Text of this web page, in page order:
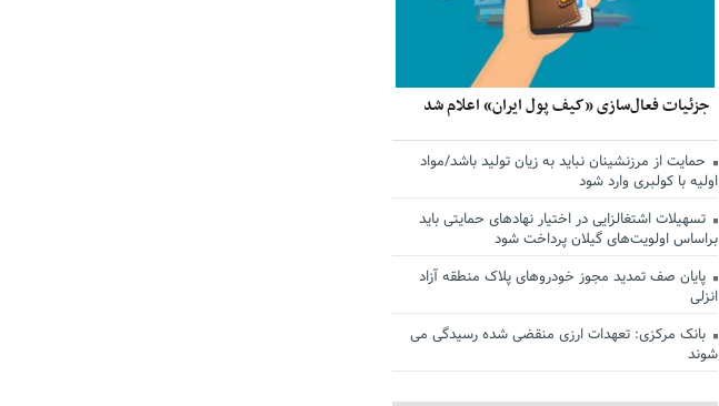
جزئیات فعال‌سازی «کیف پول ایران» اعلام شد
حمایت از مرزنشینان نباید به زیان تولید باشد/مواد
اولیه با کولبری وارد شود
تسهیلات اشتغالزایی در اختیار نهادهای حمایتی باید
براساس اولویت‌های گیلان پرداخت شود
پایان صف تمدید مجوز خودروهای پلاک منطقه آزاد
انزلی
بانک مرکزی: تعهدات ارزی منقضی شده رسیدگی می
شوند